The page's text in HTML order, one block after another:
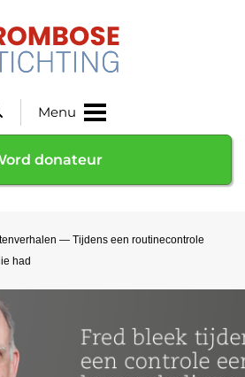
donateur
Menu
— Tijdens een routinecontrole
had